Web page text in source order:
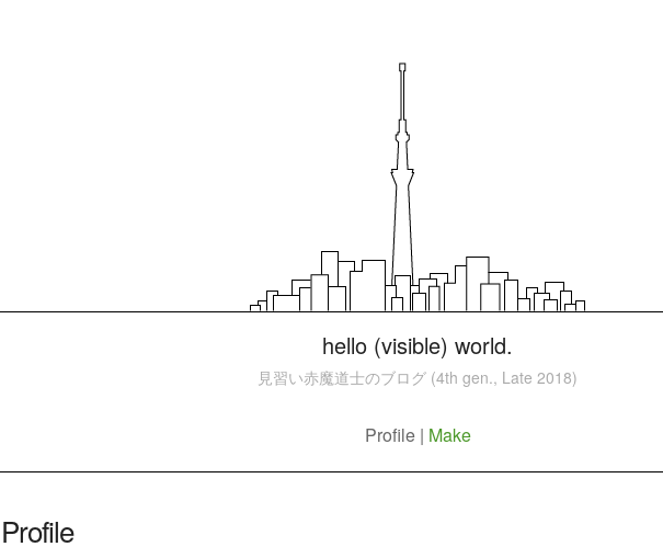
hello (visible) world.
見習い赤魔道士のブログ (4th gen., Late 2018)
Profile | Make
Profile